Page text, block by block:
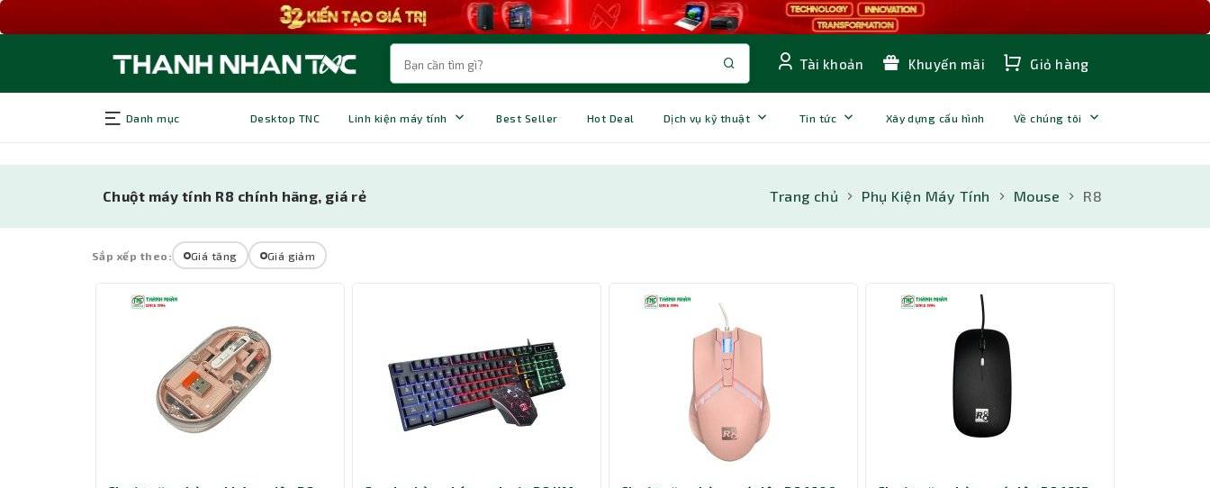
Tài khoản Khuyến mãi Giỏ hàng
Danh mục Desktop TNC Linh kiện máy tính Best Seller Hot Deal Dịch vụ kỹ thuật Tin tức Xây dựng cấu hình Về chúng tôi
Chuột máy tính R8 chính hãng, giá rẻ Trang chủ Phụ Kiện Máy Tính Mouse R8
Sắp xếp theo: Giá tăng Giá giảm